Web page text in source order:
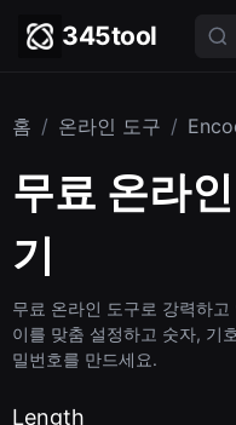
345tool
홈 / 온라인 도구 /
무료 온라
기
무료 온라인 도구로 강력하
이를 맞춤 설정하고 숫자, 기
밀번호를 만드세요.
Length